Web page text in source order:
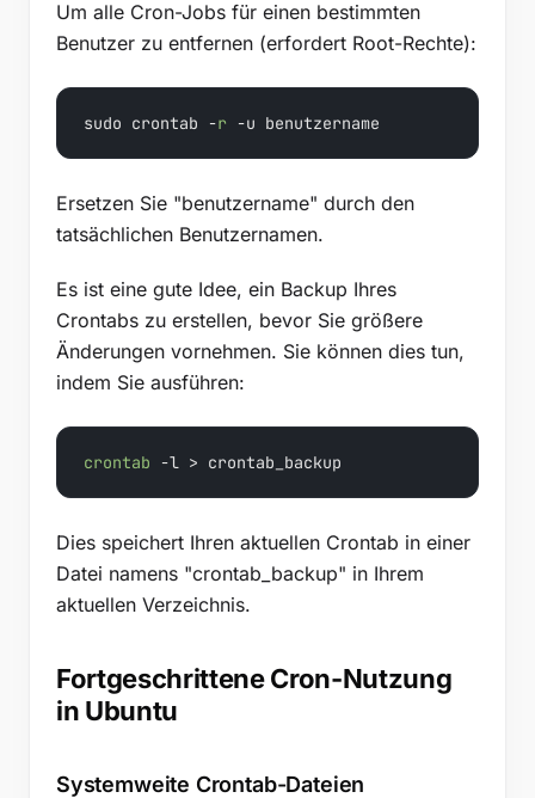
Um alle Cron-Jobs für einen bestimmten
Benutzer zu entfernen (erfordert Root-Rechte):
sudo crontab -r -u benutzername
Ersetzen Sie "benutzername" durch den
tatsächlichen Benutzernamen.
Es ist eine gute Idee, ein Backup Ihres
Crontabs zu erstellen, bevor Sie größere
Änderungen vornehmen. Sie können dies tun,
indem Sie ausführen:
crontab -l > crontab_backup
Dies speichert Ihren aktuellen Crontab in einer
Datei namens "crontab_backup" in Ihrem
aktuellen Verzeichnis.
Fortgeschrittene Cron-Nutzung
in Ubuntu
Systemweite Crontab-Dateien